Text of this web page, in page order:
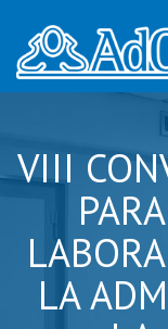
VIII
LA